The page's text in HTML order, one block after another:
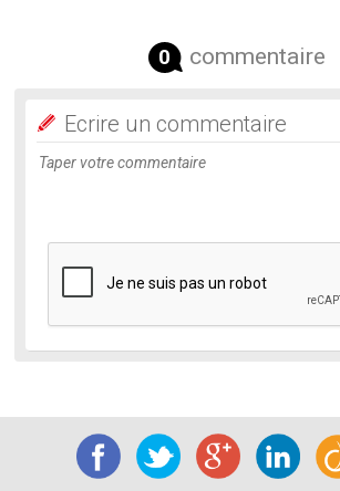
0 commentaire
Ecrire un commentaire